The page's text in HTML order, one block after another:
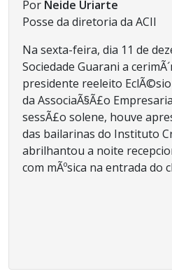
Por Neide Uriarte
Posse da diretoria da ACII
Na sexta-feira, dia 11 de
Sociedade Guarani a
presidente reeleito
da AssociaÃ§Ã£o
sessÃ£o solene, houve
das bailarinas do Instituto
abrilhantou a noite
com mÃºsica na entrada do